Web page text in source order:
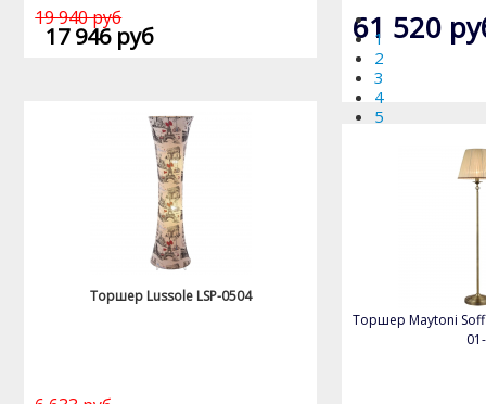
19 940 руб
17 946 руб
Торшер Lussole LSP-0504
61 520
1
2
3
4
5
Торшер Maytoni